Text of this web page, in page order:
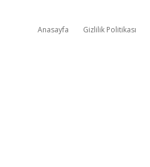
Anasayfa Gizlilik Politikası